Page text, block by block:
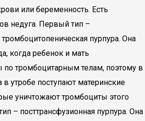
или беременность. Есть
недуга. Первый тип –
пурпура. Она
когда ребенок и мать
тромбоцитарным телам, поэтому в
утробе поступают материнские
уничтожают тромбоциты этого
– посттрансфузионная пурпура. Она